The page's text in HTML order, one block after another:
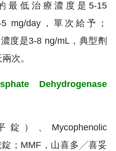
最低治療濃度是5-15
mg/day，單次給予；
度是3-8 ng/mL，典型劑
次。
Dehydrogenase
錠）、Mycophenolic
錠；MMF，山喜多╱喜妥